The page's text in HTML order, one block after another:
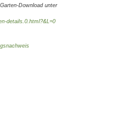
Download unter
details.0.html?&L=0